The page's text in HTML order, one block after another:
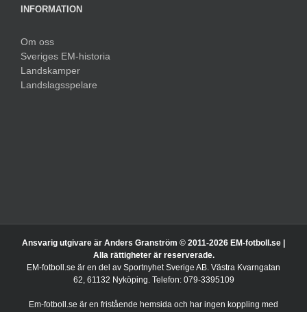
INFORMATION
Om oss
Sveriges EM-historia
Landskamper
Landslagsspelare
Ansvarig utgivare är Anders Granström © 2011-2026 EM-fotboll.se |
Alla rättigheter är reserverade.
EM-fotboll.se är en del av Sportnyhet Sverige AB. Västra Kvarngatan
62, 61132 Nyköping. Telefon: 079-3395109
Em-fotboll.se är en fristående hemsida och har ingen koppling med